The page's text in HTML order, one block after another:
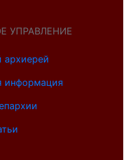
УПРАВЛЕНИЕ
информация